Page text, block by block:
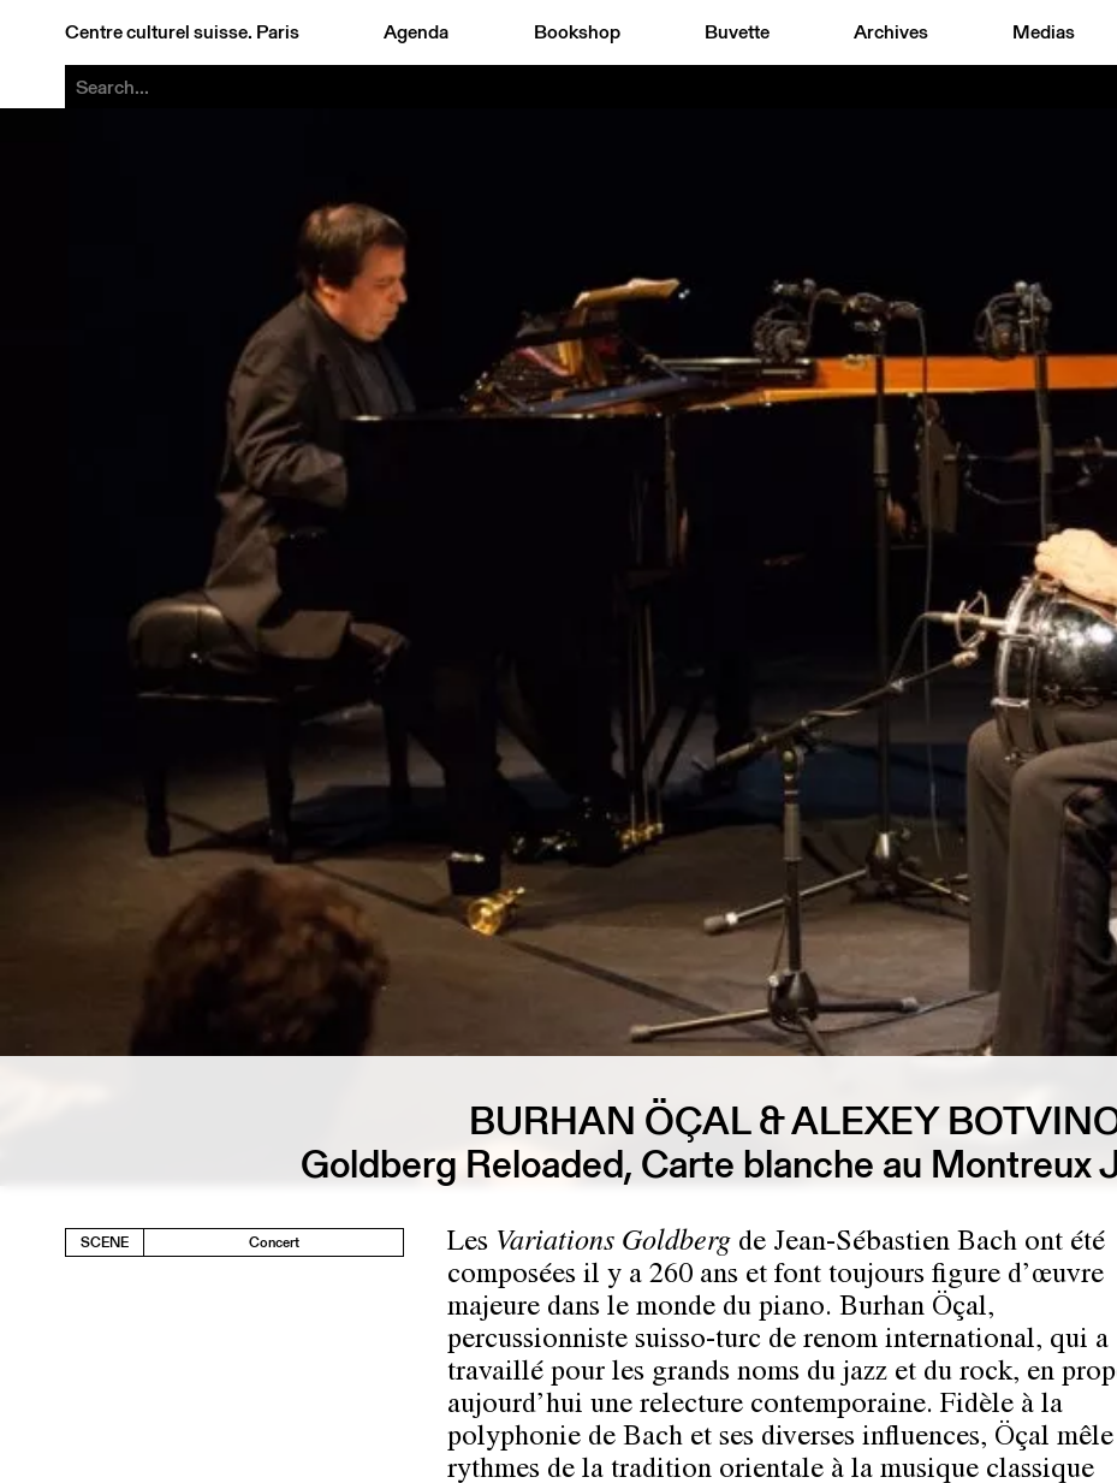
Centre culturel suisse. Paris Agenda Bookshop Buvette Archives Medias
BURHAN ÖÇAL & ALEXEY
Goldberg Reloaded, Carte blanche au Montreux
SCENE Concert Les Variations Goldberg de Jean-Sébastien Bach ont été
composées il y a 260 ans et font toujours figure d’œuvre
majeure dans le monde du piano. Burhan Öçal,
percussionniste suisso-turc de renom international, qui a
travaillé pour les grands noms du jazz et du rock, en
aujourd’hui une relecture contemporaine. Fidèle à la
polyphonie de Bach et ses diverses influences, Öçal
rythmes de la tradition orientale à la musique classique